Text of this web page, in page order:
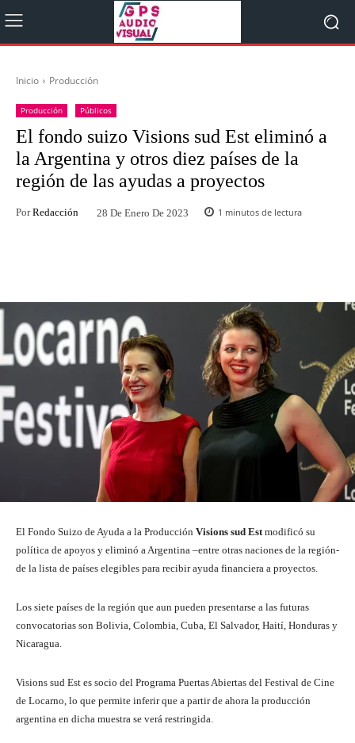
Inicio Producción
Producción Públicos
El fondo suizo Visions sud Est eliminó a
la Argentina y otros diez países de la
región de las ayudas a proyectos
Por Redacción 28 De Enero De 2023 1 minutos de lectura
El Fondo Suizo de Ayuda a la Producción Visions sud Est modificó su
política de apoyos y eliminó a Argentina –entre otras naciones de la región-
de la lista de países elegibles para recibir ayuda financiera a proyectos.
Los siete países de la región que aun pueden presentarse a las futuras
convocatorias son Bolivia, Colombia, Cuba, El Salvador, Haití, Honduras y
Nicaragua.
Visions sud Est es socio del Programa Puertas Abiertas del Festival de Cine
de Locarno, lo que permite inferir que a partir de ahora la producción
argentina en dicha muestra se verá restringida.